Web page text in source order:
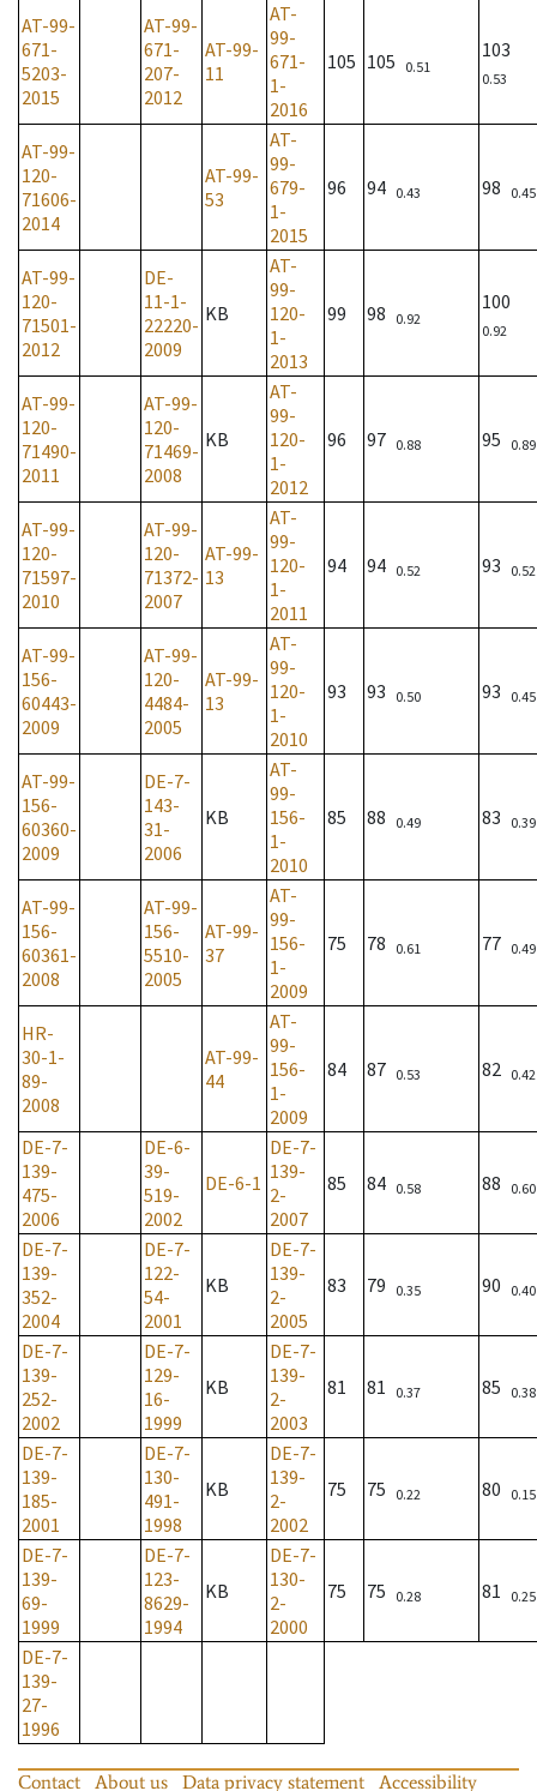
AT-99-
671-
5203-
2015
AT-99-
671-
207-
2012
AT-99-
11
AT-
99-
671-
1-
2016
105 105 0.51
103
0.53
AT-99-
120-
71606-
2014
AT-99-
53
AT-
99-
679-
1-
2015
96 94 0.43 98 0.45
AT-99-
120-
71501-
2012
DE-
11-1-
22220-
2009
KB
AT-
99-
120-
1-
2013
99 98 0.92
100
0.92
AT-99-
120-
71490-
2011
AT-99-
120-
71469-
2008
KB
AT-
99-
120-
1-
2012
96 97 0.88 95 0.89
AT-99-
120-
71597-
2010
AT-99-
120-
71372-
2007
AT-99-
13
AT-
99-
120-
1-
2011
94 94 0.52 93 0.52
AT-99-
156-
60443-
2009
AT-99-
120-
4484-
2005
AT-99-
13
AT-
99-
120-
1-
2010
93 93 0.50 93 0.45
AT-99-
156-
60360-
2009
DE-7-
143-
31-
2006
KB
AT-
99-
156-
1-
2010
85 88 0.49 83 0.39
AT-99-
156-
60361-
2008
AT-99-
156-
5510-
2005
AT-99-
37
AT-
99-
156-
1-
2009
75 78 0.61 77 0.49
HR-
30-1-
89-
2008
AT-99-
44
AT-
99-
156-
1-
2009
84 87 0.53 82 0.42
DE-7-
139-
475-
2006
DE-6-
39-
519-
2002
DE-6-1
DE-7-
139-
2-
2007
85 84 0.58 88 0.60
DE-7-
139-
352-
2004
DE-7-
122-
54-
2001
KB
DE-7-
139-
2-
2005
83 79 0.35 90 0.40
DE-7-
139-
252-
2002
DE-7-
129-
16-
1999
KB
DE-7-
139-
2-
2003
81 81 0.37 85 0.38
DE-7-
139-
185-
2001
DE-7-
130-
491-
1998
KB
DE-7-
139-
2-
2002
75 75 0.22 80 0.15
DE-7-
139-
69-
1999
DE-7-
123-
8629-
1994
KB
DE-7-
130-
2-
2000
75 75 0.28 81 0.25
DE-7-
139-
27-
1996
Contact About us Data privacy statement Accessibility